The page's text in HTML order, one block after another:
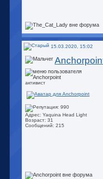
15.03.2020, 15:02
активист
Адрес: Yaquina Head Light
Возраст: 31
Сообщений: 215